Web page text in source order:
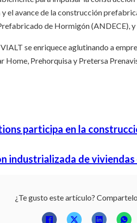
el avance de la construcción
de Hormigón (ANDECE),
se enriquece aglutinando a
Prehorquisa y Pretersa
participa en la
industrializada de
¿Te gusto este artículo?